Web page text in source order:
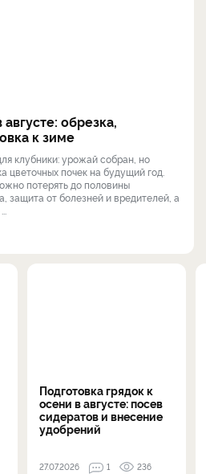
обрезка,
к зиме
клубники: урожай собран, но
цветочных почек на будущий год.
потерять до половины
защита от болезней и вредителей, а
Подготовка грядок к
осени в августе: посев
сидератов и внесение
удобрений
27.07.2026 1 236